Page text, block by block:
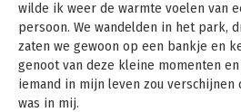
wilde ik weer de warmte voelen van
persoon. We wandelden in het park,
zaten we gewoon op een bankje en
genoot van deze kleine momenten
iemand in mijn leven zou
was in mij.